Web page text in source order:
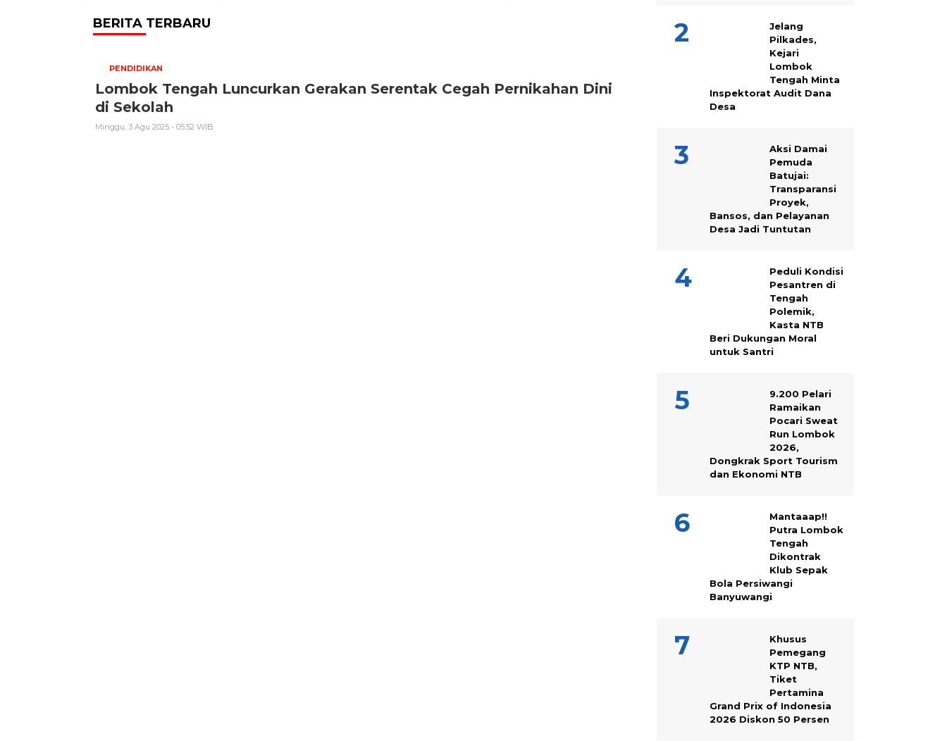
BERITA TERBARU
PENDIDIKAN
Lombok Tengah Luncurkan Gerakan Serentak Cegah Pernikahan Dini
di Sekolah
Minggu, 3 Agu 2025 - 05:52 WIB
Jelang
Pilkades,
Kejari
Lombok
Tengah Minta
Inspektorat Audit Dana
Desa
Aksi Damai
Pemuda
Batujai:
Transparansi
Proyek,
Bansos, dan Pelayanan
Desa Jadi Tuntutan
Peduli Kondisi
Pesantren di
Tengah
Polemik,
Kasta NTB
Beri Dukungan Moral
untuk Santri
9.200 Pelari
Ramaikan
Pocari Sweat
Run Lombok
2026,
Dongkrak Sport Tourism
dan Ekonomi NTB
Mantaaap!!
Putra Lombok
Tengah
Dikontrak
Klub Sepak
Bola Persiwangi
Banyuwangi
Khusus
Pemegang
KTP NTB,
Tiket
Pertamina
Grand Prix of Indonesia
2026 Diskon 50 Persen